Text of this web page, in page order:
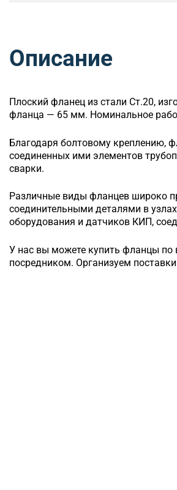
Описание
Плоский фланец из стали Ст.20,
фланца — 65 мм. Номинальное
Благодаря болтовому креплению,
соединенных ими элементов
сварки.
Различные виды фланцев широко
соединительными деталями в
оборудования и датчиков КИП,
У нас вы можете купить фланцы по
посредником. Организуем